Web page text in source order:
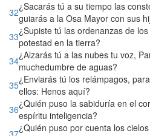
32¿Sacarás tú a su tiempo las
guiarás a la Osa Mayor con sus
33¿Supiste tú las ordenanzas de
potestad en la tierra?
34¿Alzarás tú a las nubes tu voz,
muchedumbre de aguas?
35¿Enviarás tú los relámpagos,
ellos: Henos aquí?
36¿Quién puso la sabiduría en el
espíritu inteligencia?
37¿Quién puso por cuenta los